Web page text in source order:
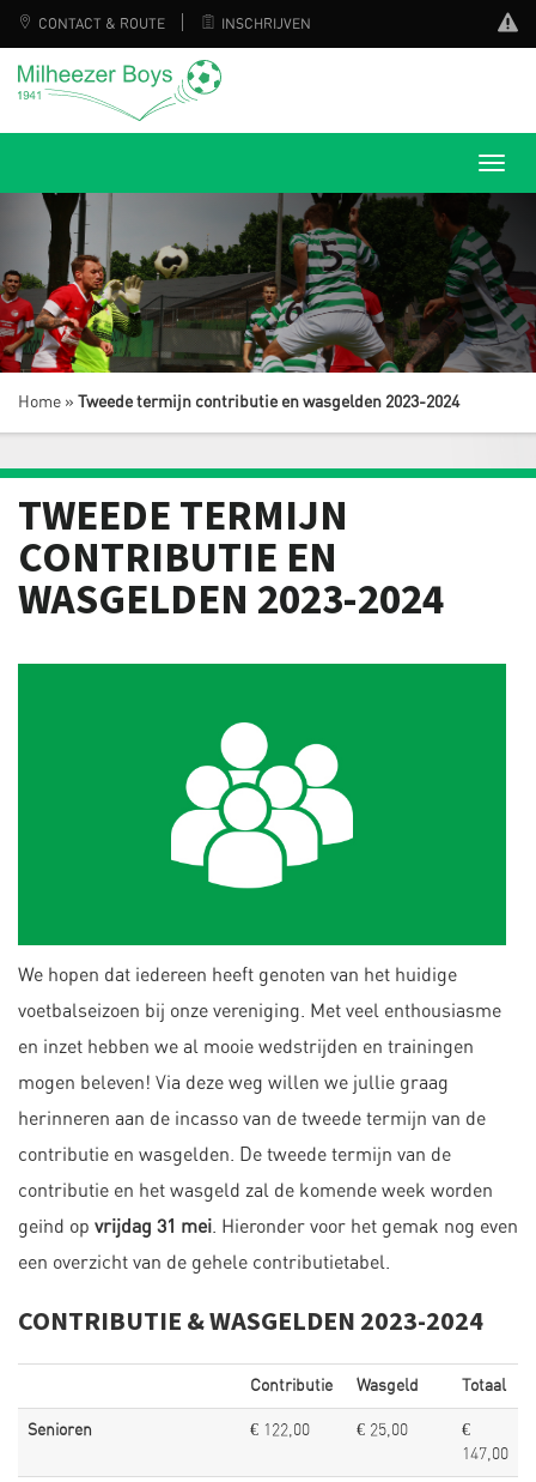
CONTACT & ROUTE INSCHRIJVEN
Home » Tweede termijn contributie en wasgelden 2023-2024
TWEEDE TERMIJN
CONTRIBUTIE EN
WASGELDEN 2023-2024
We hopen dat iedereen heeft genoten van het huidige
voetbalseizoen bij onze vereniging. Met veel enthousiasme
en inzet hebben we al mooie wedstrijden en trainingen
mogen beleven! Via deze weg willen we jullie graag
herinneren aan de incasso van de tweede termijn van de
contributie en wasgelden. De tweede termijn van de
contributie en het wasgeld zal de komende week worden
geïnd op vrijdag 31 mei . Hieronder voor het gemak nog even
een overzicht van de gehele contributietabel.
CONTRIBUTIE & WASGELDEN 2023-2024
Contributie Wasgeld Totaal
Senioren € 122,00 € 25,00
€
147,00